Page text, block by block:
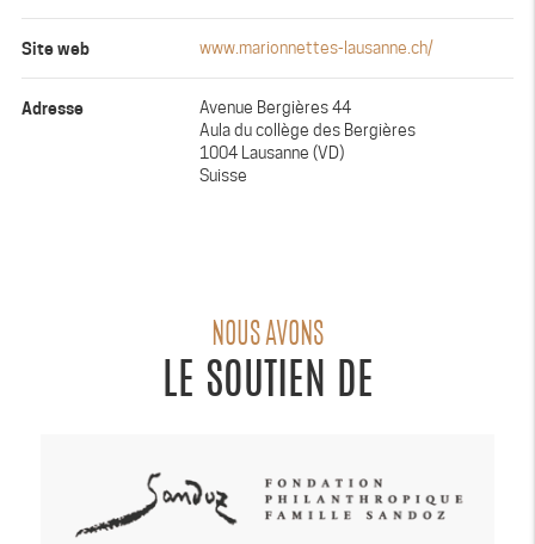
Site web www.marionnettes-lausanne.ch/
Adresse
Avenue Bergières 44
Aula du collège des Bergières
1004 Lausanne (VD)
Suisse
NOUS AVONS
LE SOUTIEN DE